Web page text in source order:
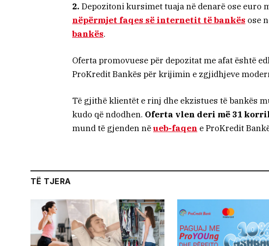
2. Depozitoni kursimet tuaja në denarë ose euro
nëpërmjet faqes së internetit të bankës ose
bankës.
Oferta promovuese për depozitat me afat është
ProKredit Bankës për krijimin e zgjidhjeve
Të gjithë klientët e rinj dhe ekzistues të bankës
kudo që ndodhen. Oferta vlen deri më 31
mund të gjenden nëueb-faqen e ProKredit
TË TJERA